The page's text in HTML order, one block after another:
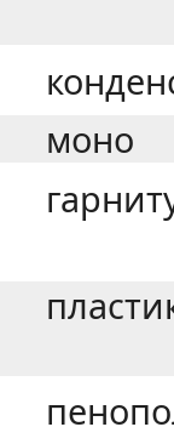
моно